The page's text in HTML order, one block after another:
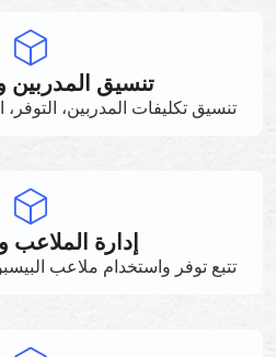
تنسيق المدربين
تنسيق تكليفات المدربين،
إدارة الملاعب
تتبع توفر واستخدام ملاعب